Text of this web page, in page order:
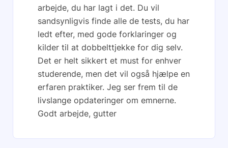
arbejde, du har lagt i det. Du vil
sandsynligvis finde alle de tests, du har
ledt efter, med gode forklaringer og
kilder til at dobbelttjekke for dig selv.
Det er helt sikkert et must for enhver
studerende, men det vil også hjælpe en
erfaren praktiker. Jeg ser frem til de
livslange opdateringer om emnerne.
Godt arbejde, gutter